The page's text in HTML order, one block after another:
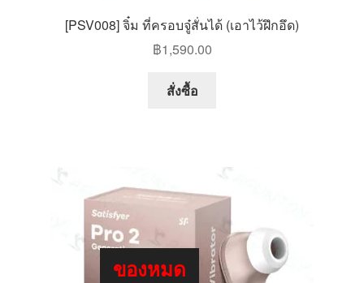
[PSV008] จิ๋ม ที่ครอบจู๋สั่นได้ (เอาไว้ฝึกอึด)
฿1,590.00
สั่งซื้อ
ของหมด